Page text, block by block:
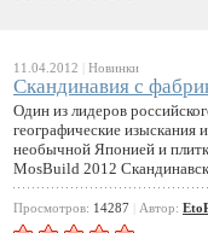
11.04.2012 Новинки
Скандинавия с
Один из лидеров
географические изыскания
необычной Японией и
MosBuild 2012
Просмотров: 14287 Автор: